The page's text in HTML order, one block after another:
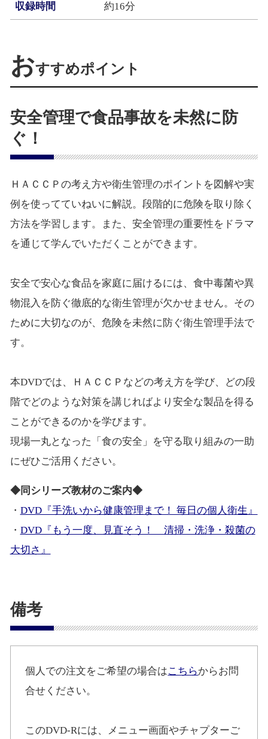
収録時間 約16分
おすすめポイント
安全管理で食品事故を未然に防
ぐ！
ＨＡＣＣＰの考え方や衛生管理のポイントを図解や実
例を使ってていねいに解説。段階的に危険を取り除く
方法を学習します。また、安全管理の重要性をドラマ
を通じて学んでいただくことができます。
安全で安心な食品を家庭に届けるには、食中毒菌や異
物混入を防ぐ徹底的な衛生管理が欠かせません。その
ために大切なのが、危険を未然に防ぐ衛生管理手法で
す。
本DVDでは、ＨＡＣＣＰなどの考え方を学び、どの段
階でどのような対策を講じればより安全な製品を得る
ことができるのかを学びます。
現場一丸となった「食の安全」を守る取り組みの一助
にぜひご活用ください。
◆同シリーズ教材のご案内◆
・ DVD『手洗いから健康管理まで！ 毎日の個人衛生』
・ DVD『もう一度、見直そう！ 清掃・洗浄・殺菌の
大切さ』
備考
個人での注文をご希望の場合はこちらからお問
合せください。
このDVD-Rには、メニュー画面やチャプターご